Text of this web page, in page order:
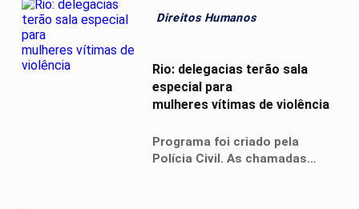
Direitos Humanos
Rio: delegacias terão sala
especial para
mulheres vítimas de violência
Programa foi criado pela
Polícia Civil. As chamadas